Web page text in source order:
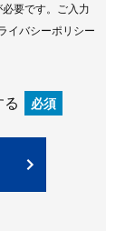
要です。ご入力
イバシーポリシー
必須